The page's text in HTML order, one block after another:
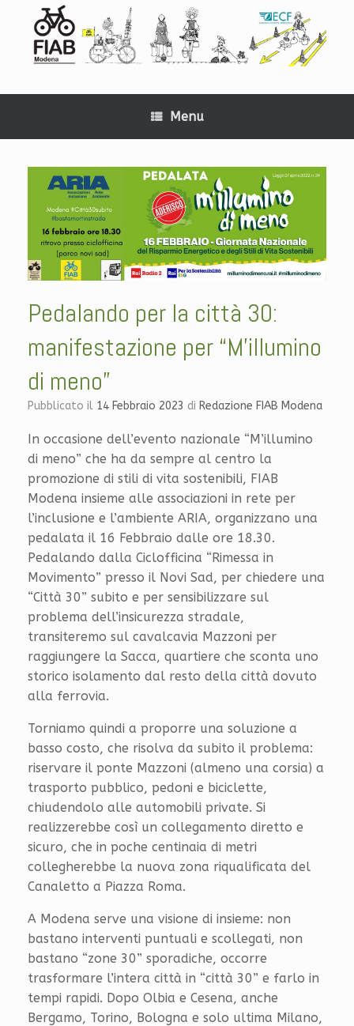
Menu
Pedalando per la città 30:
manifestazione per “M’illumino
di meno”
Pubblicato il 14 Febbraio 2023 di Redazione FIAB Modena
In occasione dell’evento nazionale “M’illumino
di meno” che ha da sempre al centro la
promozione di stili di vita sostenibili, FIAB
Modena insieme alle associazioni in rete per
l’inclusione e l’ambiente ARIA, organizzano una
pedalata il 16 Febbraio dalle ore 18.30.
Pedalando dalla Ciclofficina “Rimessa in
Movimento” presso il Novi Sad, per chiedere una
“Città 30” subito e per sensibilizzare sul
problema dell’insicurezza stradale,
transiteremo sul cavalcavia Mazzoni per
raggiungere la Sacca, quartiere che sconta uno
storico isolamento dal resto della città dovuto
alla ferrovia.
Torniamo quindi a proporre una soluzione a
basso costo, che risolva da subito il problema:
riservare il ponte Mazzoni (almeno una corsia) a
trasporto pubblico, pedoni e biciclette,
chiudendolo alle automobili private. Si
realizzerebbe così un collegamento diretto e
sicuro, che in poche centinaia di metri
collegherebbe la nuova zona riqualificata del
Canaletto a Piazza Roma.
A Modena serve una visione di insieme: non
bastano interventi puntuali e scollegati, non
bastano “zone 30” sporadiche, occorre
trasformare l’intera città in “città 30” e farlo in
tempi rapidi. Dopo Olbia e Cesena, anche
Bergamo, Torino, Bologna e solo ultima Milano,